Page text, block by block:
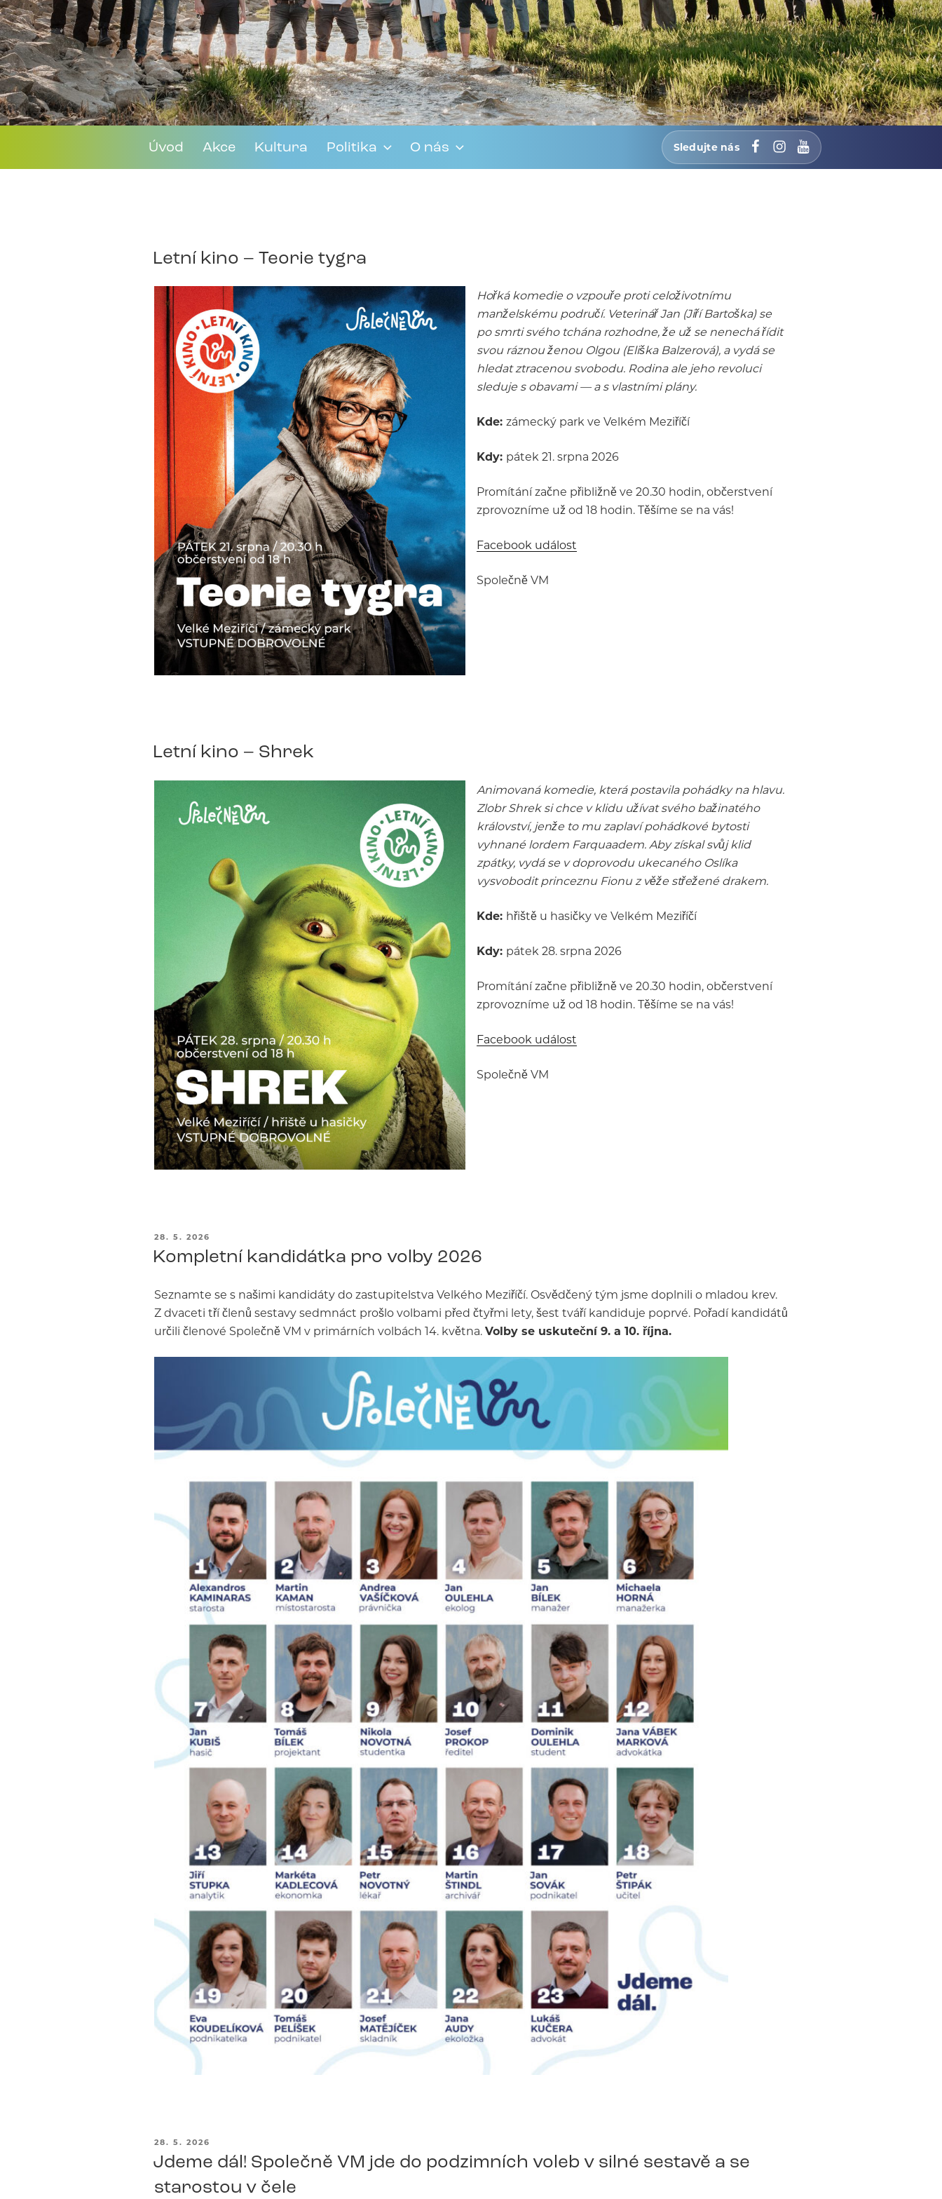
Úvod Akce Kultura Politika O nás Sledujte nás Facebook
Instagram
YouTube
Letní kino – Teorie tygra
Hořká komedie o vzpouře proti celoživotnímu
manželskému područí. Veterinář Jan (Jiří Bartoška) se
po smrti svého tchána rozhodne, že už se nenechá řídit
svou ráznou ženou Olgou (Eliška Balzerová), a vydá se
hledat ztracenou svobodu. Rodina ale jeho revoluci
sleduje s obavami — a s vlastními plány.
Kde: zámecký park ve Velkém Meziříčí
Kdy: pátek 21. srpna 2026
Promítání začne přibližně ve 20.30 hodin, občerstvení
zprovozníme už od 18 hodin. Těšíme se na vás!
Facebook událost
Společně VM
Letní kino – Shrek
Animovaná komedie, která postavila pohádky na hlavu.
Zlobr Shrek si chce v klidu užívat svého bažinatého
království, jenže to mu zaplaví pohádkové bytosti
vyhnané lordem Farquaadem. Aby získal svůj klid
zpátky, vydá se v doprovodu ukecaného Oslíka
vysvobodit princeznu Fionu z věže střežené drakem.
Kde: hřiště u hasičky ve Velkém Meziříčí
Kdy: pátek 28. srpna 2026
Promítání začne přibližně ve 20.30 hodin, občerstvení
zprovozníme už od 18 hodin. Těšíme se na vás!
Facebook událost
Společně VM
PUBLIKOVÁNO
28. 5. 2026
Kompletní kandidátka pro volby 2026
Seznamte se s našimi kandidáty do zastupitelstva Velkého Meziříčí. Osvědčený tým jsme doplnili o mladou krev.
Z dvaceti tří členů sestavy sedmnáct prošlo volbami před čtyřmi lety, šest tváří kandiduje poprvé. Pořadí kandidátů
určili členové Společně VM v primárních volbách 14. května.Volby se uskuteční 9. a 10. října.
PUBLIKOVÁNO
28. 5. 2026
Jdeme dál! Společně VM jde do podzimních voleb v silné sestavě a se
starostou v čele